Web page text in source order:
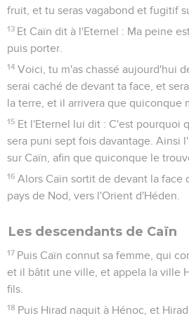
fruit, et tu seras vagabond et fugitif
13 Et Caïn dit à l'Eternel : Ma peine
puis porter.
14 Voici, tu m'as chassé aujourd'hui
serai caché de devant ta face, et
la terre, et il arrivera que quiconque
15 Et l'Eternel lui dit : C'est pourquoi
sera puni sept fois davantage. Ainsi
sur Caïn, afin que quiconque le
16 Alors Caïn sortit de devant la face
pays de Nod, vers l'Orient d'Héden.
Les descendants de Caïn
17 Puis Caïn connut sa femme, qui
et il bâtit une ville, et appela la ville
fils.
18 Puis Hirad naquit à Hénoc, et